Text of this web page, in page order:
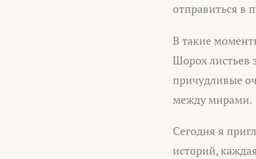
отправиться в
В такие
Шорох листьев
причудливые
между мирами.
Сегодня я
историй,